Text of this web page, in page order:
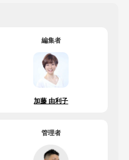
編集者
加藤 由利子
管理者